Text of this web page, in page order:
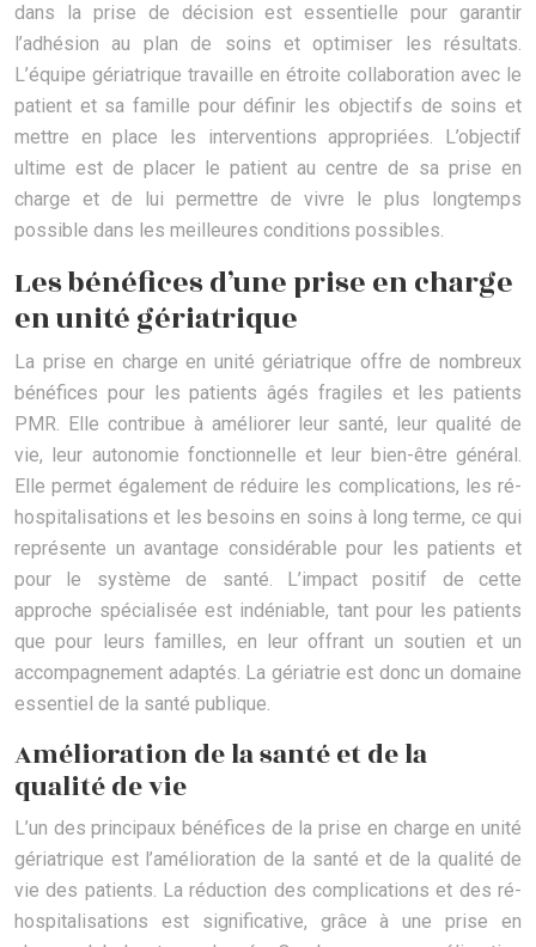
dans la prise de décision est essentielle pour garantir
l’adhésion au plan de soins et optimiser les résultats.
L’équipe gériatrique travaille en étroite collaboration avec le
patient et sa famille pour définir les objectifs de soins et
mettre en place les interventions appropriées. L’objectif
ultime est de placer le patient au centre de sa prise en
charge et de lui permettre de vivre le plus longtemps
possible dans les meilleures conditions possibles.
Les bénéfices d’une prise en charge
en unité gériatrique
La prise en charge en unité gériatrique offre de nombreux
bénéfices pour les patients âgés fragiles et les patients
PMR. Elle contribue à améliorer leur santé, leur qualité de
vie, leur autonomie fonctionnelle et leur bien-être général.
Elle permet également de réduire les complications, les ré-
hospitalisations et les besoins en soins à long terme, ce qui
représente un avantage considérable pour les patients et
pour le système de santé. L’impact positif de cette
approche spécialisée est indéniable, tant pour les patients
que pour leurs familles, en leur offrant un soutien et un
accompagnement adaptés. La gériatrie est donc un domaine
essentiel de la santé publique.
Amélioration de la santé et de la
qualité de vie
L’un des principaux bénéfices de la prise en charge en unité
gériatrique est l’amélioration de la santé et de la qualité de
vie des patients. La réduction des complications et des ré-
hospitalisations est significative, grâce à une prise en